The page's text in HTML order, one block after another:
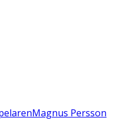
Magnus Persson